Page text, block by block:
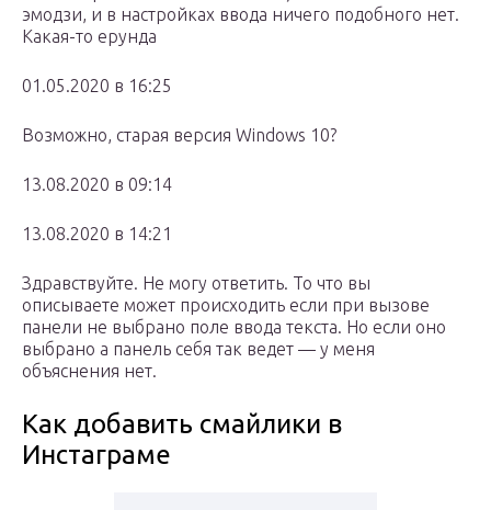
эмодзи, и в настройках ввода ничего подобного нет.
Какая-то ерунда
01.05.2020 в 16:25
Возможно, старая версия Windows 10?
13.08.2020 в 09:14
13.08.2020 в 14:21
Здравствуйте. Не могу ответить. То что вы
описываете может происходить если при вызове
панели не выбрано поле ввода текста. Но если оно
выбрано а панель себя так ведет — у меня
объяснения нет.
Как добавить смайлики в
Инстаграме